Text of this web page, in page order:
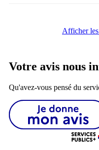
Afficher
Votre avis nous
Qu'avez-vous pensé du